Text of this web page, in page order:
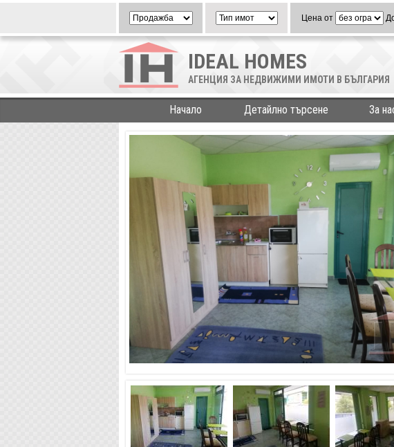
Цена от
IDEAL HOMES
АГЕНЦИЯ ЗА НЕДВИЖИМИ ИМОТИ В БЪЛГАРИЯ
Начало Детайлно търсене За